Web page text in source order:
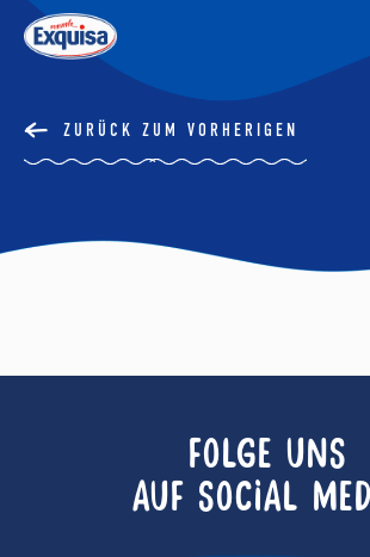
ZURÜCK ZUM VORHERIGEN
FOLGE UNS
AUF SOCIAL